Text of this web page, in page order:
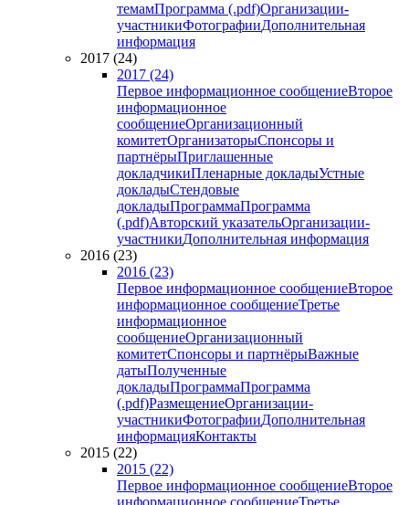
темамПрограмма (.pdf)Организации-
участникиФотографииДополнительная
информация
2017 (24)
2017 (24)
Первое информационное сообщениеВторое
информационное
сообщениеОрганизационный
комитетОрганизаторыСпонсоры и
партнёрыПриглашенные
докладчикиПленарные докладыУстные
докладыСтендовые
докладыПрограммаПрограмма
(.pdf)Авторский указательОрганизации-
участникиДополнительная информация
2016 (23)
2016 (23)
Первое информационное сообщениеВторое
информационное сообщениеТретье
информационное
сообщениеОрганизационный
комитетСпонсоры и партнёрыВажные
датыПолученные
докладыПрограммаПрограмма
(.pdf)РазмещениеОрганизации-
участникиФотографииДополнительная
информацияКонтакты
2015 (22)
2015 (22)
Первое информационное сообщениеВторое
информационное сообщениеТретье